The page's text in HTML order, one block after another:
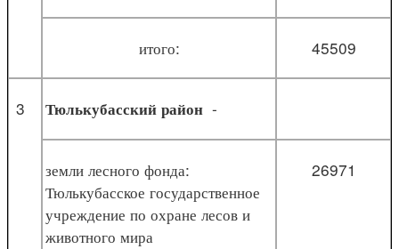
итого: 45509
3 Тюлькубасский район -
земли лесного фонда:
Тюлькубасское государственное
учреждение по охране лесов и
животного мира
26971